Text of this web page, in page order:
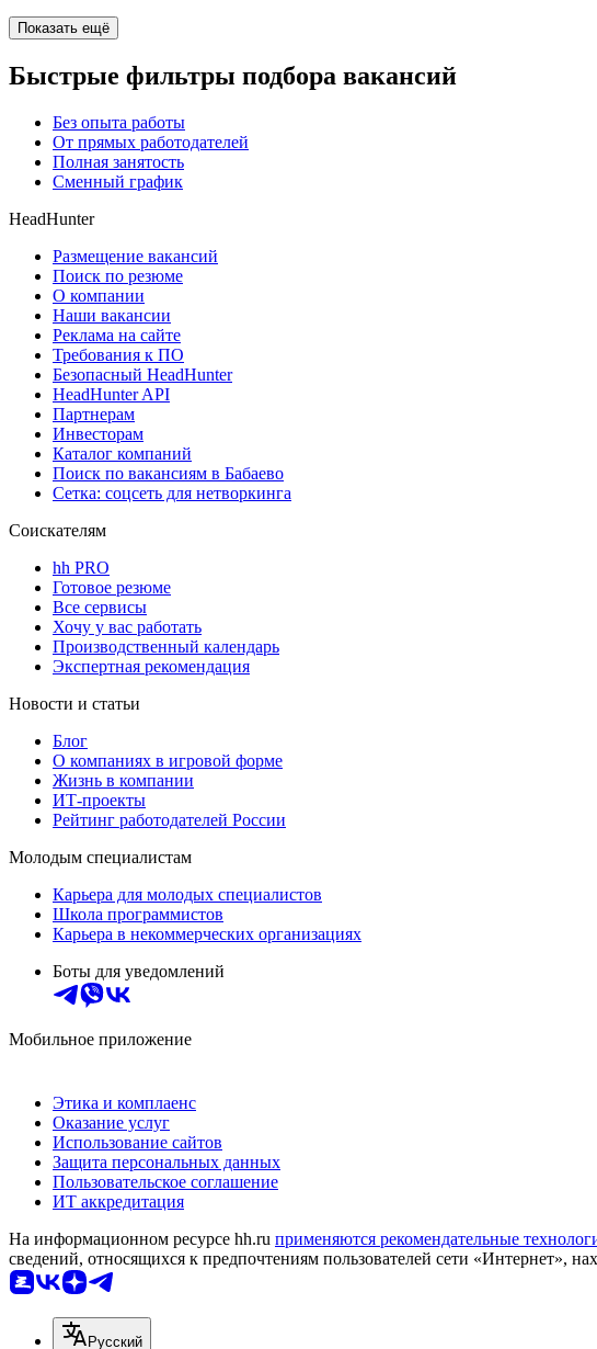
Показать ещё
Быстрые фильтры подбора вакансий
Без опыта работы
От прямых работодателей
Полная занятость
Сменный график
HeadHunter
Размещение вакансий
Поиск по резюме
О компании
Наши вакансии
Реклама на сайте
Требования к ПО
Безопасный HeadHunter
HeadHunter API
Партнерам
Инвесторам
Каталог компаний
Поиск по вакансиям в Бабаево
Сетка: соцсеть для нетворкинга
Соискателям
hh PRO
Готовое резюме
Все сервисы
Хочу у вас работать
Производственный календарь
Экспертная рекомендация
Новости и статьи
Блог
О компаниях в игровой форме
Жизнь в компании
ИТ-проекты
Рейтинг работодателей России
Молодым специалистам
Карьера для молодых специалистов
Школа программистов
Карьера в некоммерческих организациях
Боты для уведомлений
Мобильное приложение
Этика и комплаенс
Оказание услуг
Использование сайтов
Защита персональных данных
Пользовательское соглашение
ИТ аккредитация
На информационном ресурсе hh.ru применяются рекомендательные
сведений, относящихся к предпочтениям пользователей сети «Интернет»,
Русский